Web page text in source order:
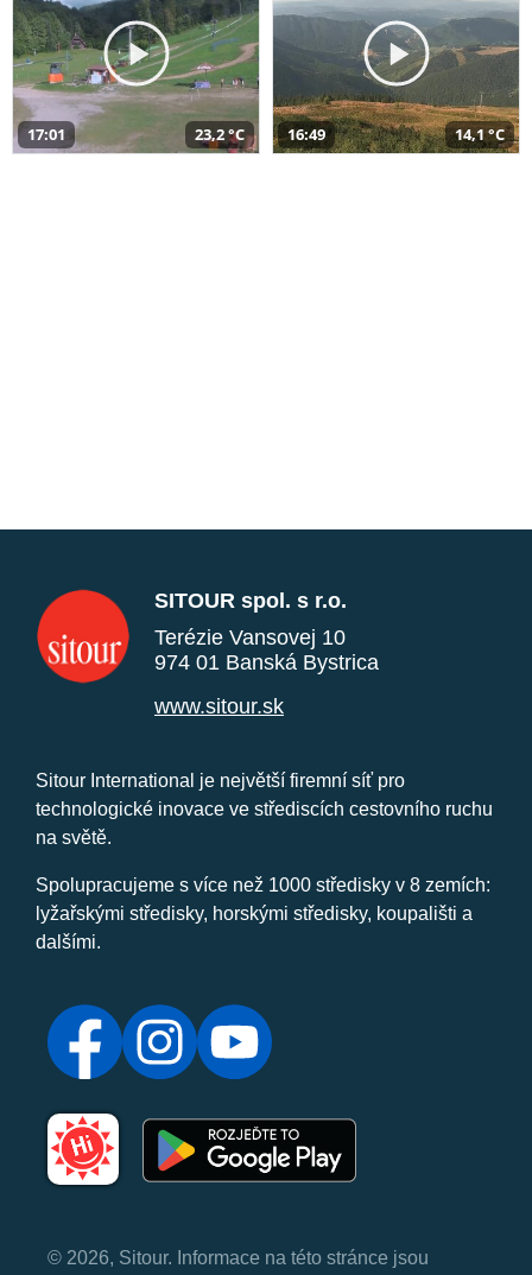
17:01 23,2 °C 16:49 14,1 °C
SITOUR spol. s r.o.
Terézie Vansovej 10
974 01 Banská Bystrica
www.sitour.sk
Sitour International je největší firemní síť pro
technologické inovace ve střediscích cestovního ruchu
na světě.
Spolupracujeme s více než 1000 středisky v 8 zemích:
lyžařskými středisky, horskými středisky, koupališti a
dalšími.
© 2026, Sitour. Informace na této stránce jsou